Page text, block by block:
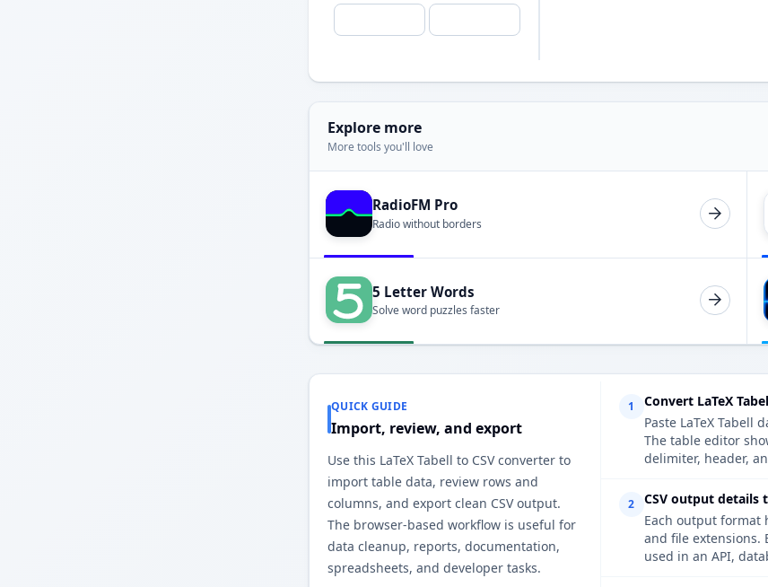
Explore more
More tools you'll love
RadioFM Pro
Radio without borders
5 Letter Words
Solve word puzzles faster
QUICK GUIDE
Import, review, and export
Use this LaTeX Tabell to CSV converter to
import table data, review rows and
columns, and export clean CSV output.
The browser-based workflow is useful for
data cleanup, reports, documentation,
spreadsheets, and developer tasks.
1
Convert LaTeX
Paste LaTeX
The table editor
delimiter, header,
2
CSV output details
Each output format
and file extensions.
used in an API,